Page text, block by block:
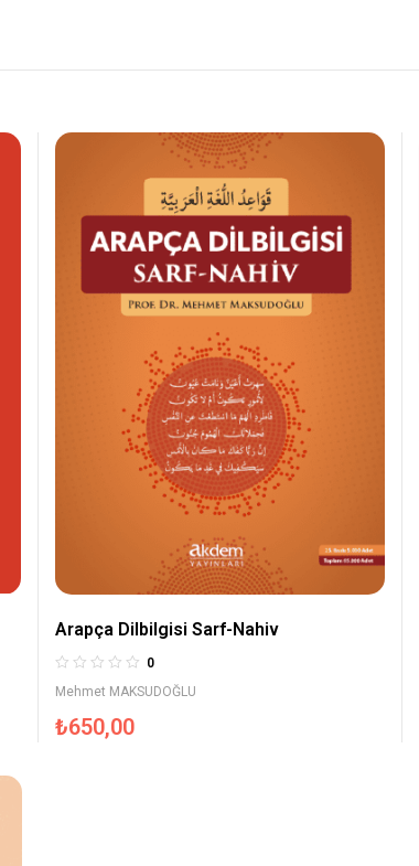
Arapça Dilbilgisi Sarf-Nahiv
0
Mehmet MAKSUDOĞLU
₺650,00